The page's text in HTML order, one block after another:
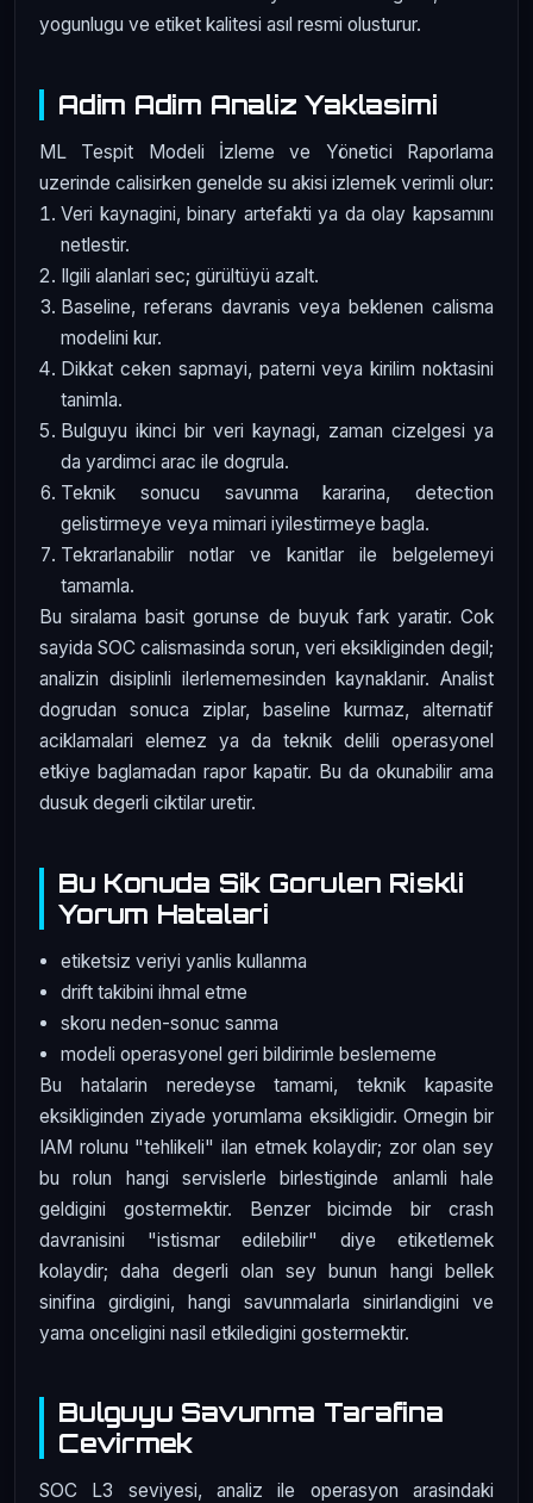
yogunlugu ve etiket kalitesi asıl resmi olusturur.
Adim Adim Analiz Yaklasimi
ML Tespit Modeli İzleme ve Yönetici Raporlama
uzerinde calisirken genelde su akisi izlemek verimli olur:
Veri kaynagini, binary artefakti ya da olay kapsamını
netlestir.
Ilgili alanlari sec; gürültüyü azalt.
Baseline, referans davranis veya beklenen calisma
modelini kur.
Dikkat ceken sapmayi, paterni veya kirilim noktasini
tanimla.
Bulguyu ikinci bir veri kaynagi, zaman cizelgesi ya
da yardimci arac ile dogrula.
Teknik sonucu savunma kararina, detection
gelistirmeye veya mimari iyilestirmeye bagla.
Tekrarlanabilir notlar ve kanitlar ile belgelemeyi
tamamla.
Bu siralama basit gorunse de buyuk fark yaratir. Cok
sayida SOC calismasinda sorun, veri eksikliginden degil;
analizin disiplinli ilerlememesinden kaynaklanir. Analist
dogrudan sonuca ziplar, baseline kurmaz, alternatif
aciklamalari elemez ya da teknik delili operasyonel
etkiye baglamadan rapor kapatir. Bu da okunabilir ama
dusuk degerli ciktilar uretir.
Bu Konuda Sik Gorulen Riskli
Yorum Hatalari
etiketsiz veriyi yanlis kullanma
drift takibini ihmal etme
skoru neden-sonuc sanma
modeli operasyonel geri bildirimle beslememe
Bu hatalarin neredeyse tamami, teknik kapasite
eksikliginden ziyade yorumlama eksikligidir. Ornegin bir
IAM rolunu "tehlikeli" ilan etmek kolaydir; zor olan sey
bu rolun hangi servislerle birlestiginde anlamli hale
geldigini gostermektir. Benzer bicimde bir crash
davranisini "istismar edilebilir" diye etiketlemek
kolaydir; daha degerli olan sey bunun hangi bellek
sinifina girdigini, hangi savunmalarla sinirlandigini ve
yama onceligini nasil etkiledigini gostermektir.
Bulguyu Savunma Tarafina
Cevirmek
SOC L3 seviyesi, analiz ile operasyon arasindaki